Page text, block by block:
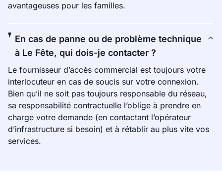
avantageuses pour les familles.
En cas de panne ou de problème technique
à Le Fête, qui dois-je contacter ?
Le fournisseur d’accès commercial est toujours votre
interlocuteur en cas de soucis sur votre connexion.
Bien qu’il ne soit pas toujours responsable du réseau,
sa responsabilité contractuelle l’oblige à prendre en
charge votre demande (en contactant l’opérateur
d’infrastructure si besoin) et à rétablir au plus vite vos
services.